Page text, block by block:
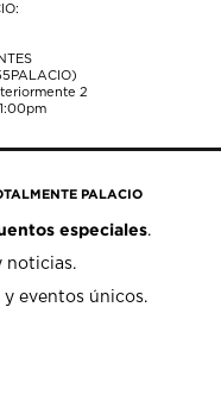
2
PALACIO
especiales.
noticias.
y eventos únicos.